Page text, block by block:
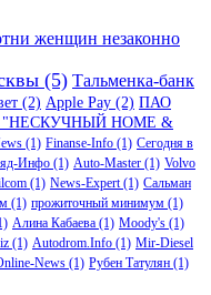
женщин незаконно
(5) Тальменка-банк
(2) Apple Pay (2) ПАО
HOME &
(1) Finanse-Info (1) Сегодня в
Инфо (1) Auto-Master (1) Volvo
(1) News-Expert(1) Сальман
(1) прожиточный минимум (1)
Алина Кабаева (1) Moody's (1)
(1) Autodrom.Info (1) Mir-Diesel
News (1) Рубен Татулян (1)